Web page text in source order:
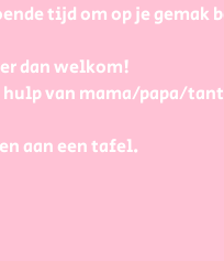
tijd om op je gemak
dan welkom!
hulp van mama/papa/
aan een tafel.